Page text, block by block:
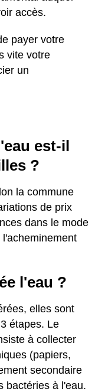
accès.
payer votre
vite votre
un
est-il
?
la commune
de prix
dans le mode
l'eau ?
elles sont
étapes. Le
à collecter
(papiers,
secondaire
bactéries à l'eau.